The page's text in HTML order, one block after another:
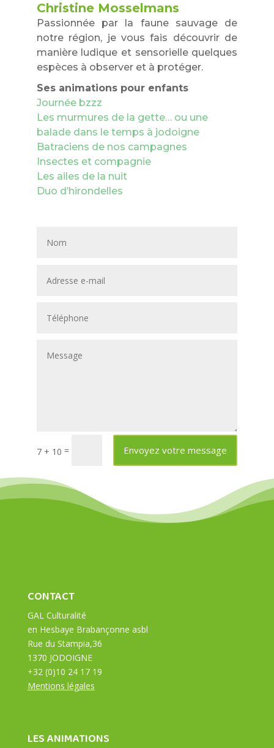
Christine Mosselmans
Passionnée par la faune sauvage de
notre région, je vous fais découvrir de
manière ludique et sensorielle quelques
espèces à observer et à protéger.
Ses animations pour enfants
Journée bzzz
Les murmures de la gette… ou une
balade dans le temps à jodoigne
Batraciens de nos campagnes
Insectes et compagnie
Les ailes de la nuit
Duo d’hirondelles
7 + 10 = Envoyez votre message
CONTACT
GAL Culturalité
en Hesbaye Brabançonne asbl
Rue du Stampia,36
1370 JODOIGNE
+32 (0)10 24 17 19
Mentions légales
LES ANIMATIONS